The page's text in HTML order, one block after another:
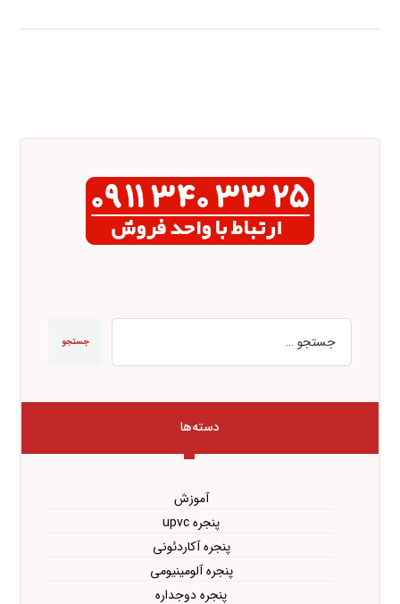
جستجو
دسته‌ها
آموزش
پنجره upvc
پنجره آکاردئونی
پنجره آلومینیومی
پنجره دوجداره